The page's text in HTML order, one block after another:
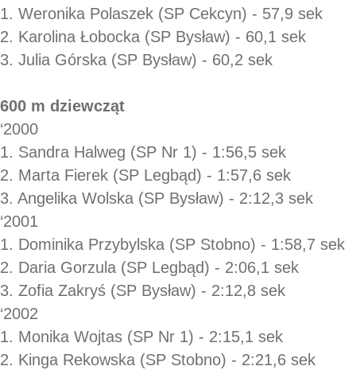
1. Weronika Polaszek (SP Cekcyn) - 57,9 sek
2. Karolina Łobocka (SP Bysław) - 60,1 sek
3. Julia Górska (SP Bysław) - 60,2 sek
600 m dziewcząt
‘2000
1. Sandra Halweg (SP Nr 1) - 1:56,5 sek
2. Marta Fierek (SP Legbąd) - 1:57,6 sek
3. Angelika Wolska (SP Bysław) - 2:12,3 sek
‘2001
1. Dominika Przybylska (SP Stobno) - 1:58,7
2. Daria Gorzula (SP Legbąd) - 2:06,1 sek
3. Zofia Zakryś (SP Bysław) - 2:12,8 sek
‘2002
1. Monika Wojtas (SP Nr 1) - 2:15,1 sek
2. Kinga Rekowska (SP Stobno) - 2:21,6 sek